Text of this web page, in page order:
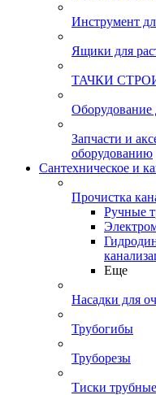
Инструмент
Ящики для
ТАЧКИ
Оборудование
Запчасти и
оборудованию
Сантехническое и
Прочистка
Ручные
Еще
Насадки для
Трубогибы
Труборезы
Тиски